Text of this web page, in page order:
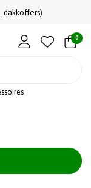
dakkoffers)
0